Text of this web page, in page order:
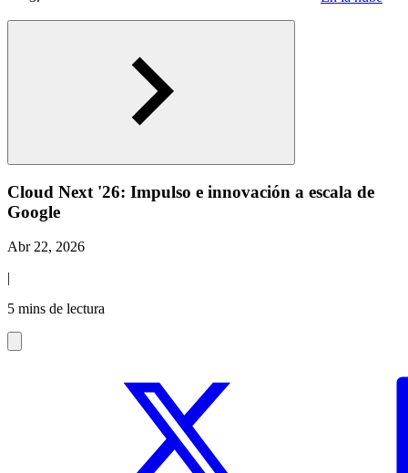
Cloud Next '26: Impulso e innovación a escala de
Google
Abr 22, 2026
|
5 mins de lectura